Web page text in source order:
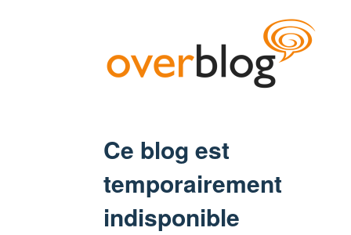
Ce blog est
temporairement
indisponible